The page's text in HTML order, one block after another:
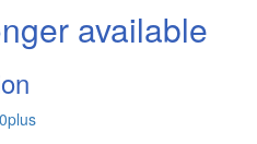
available